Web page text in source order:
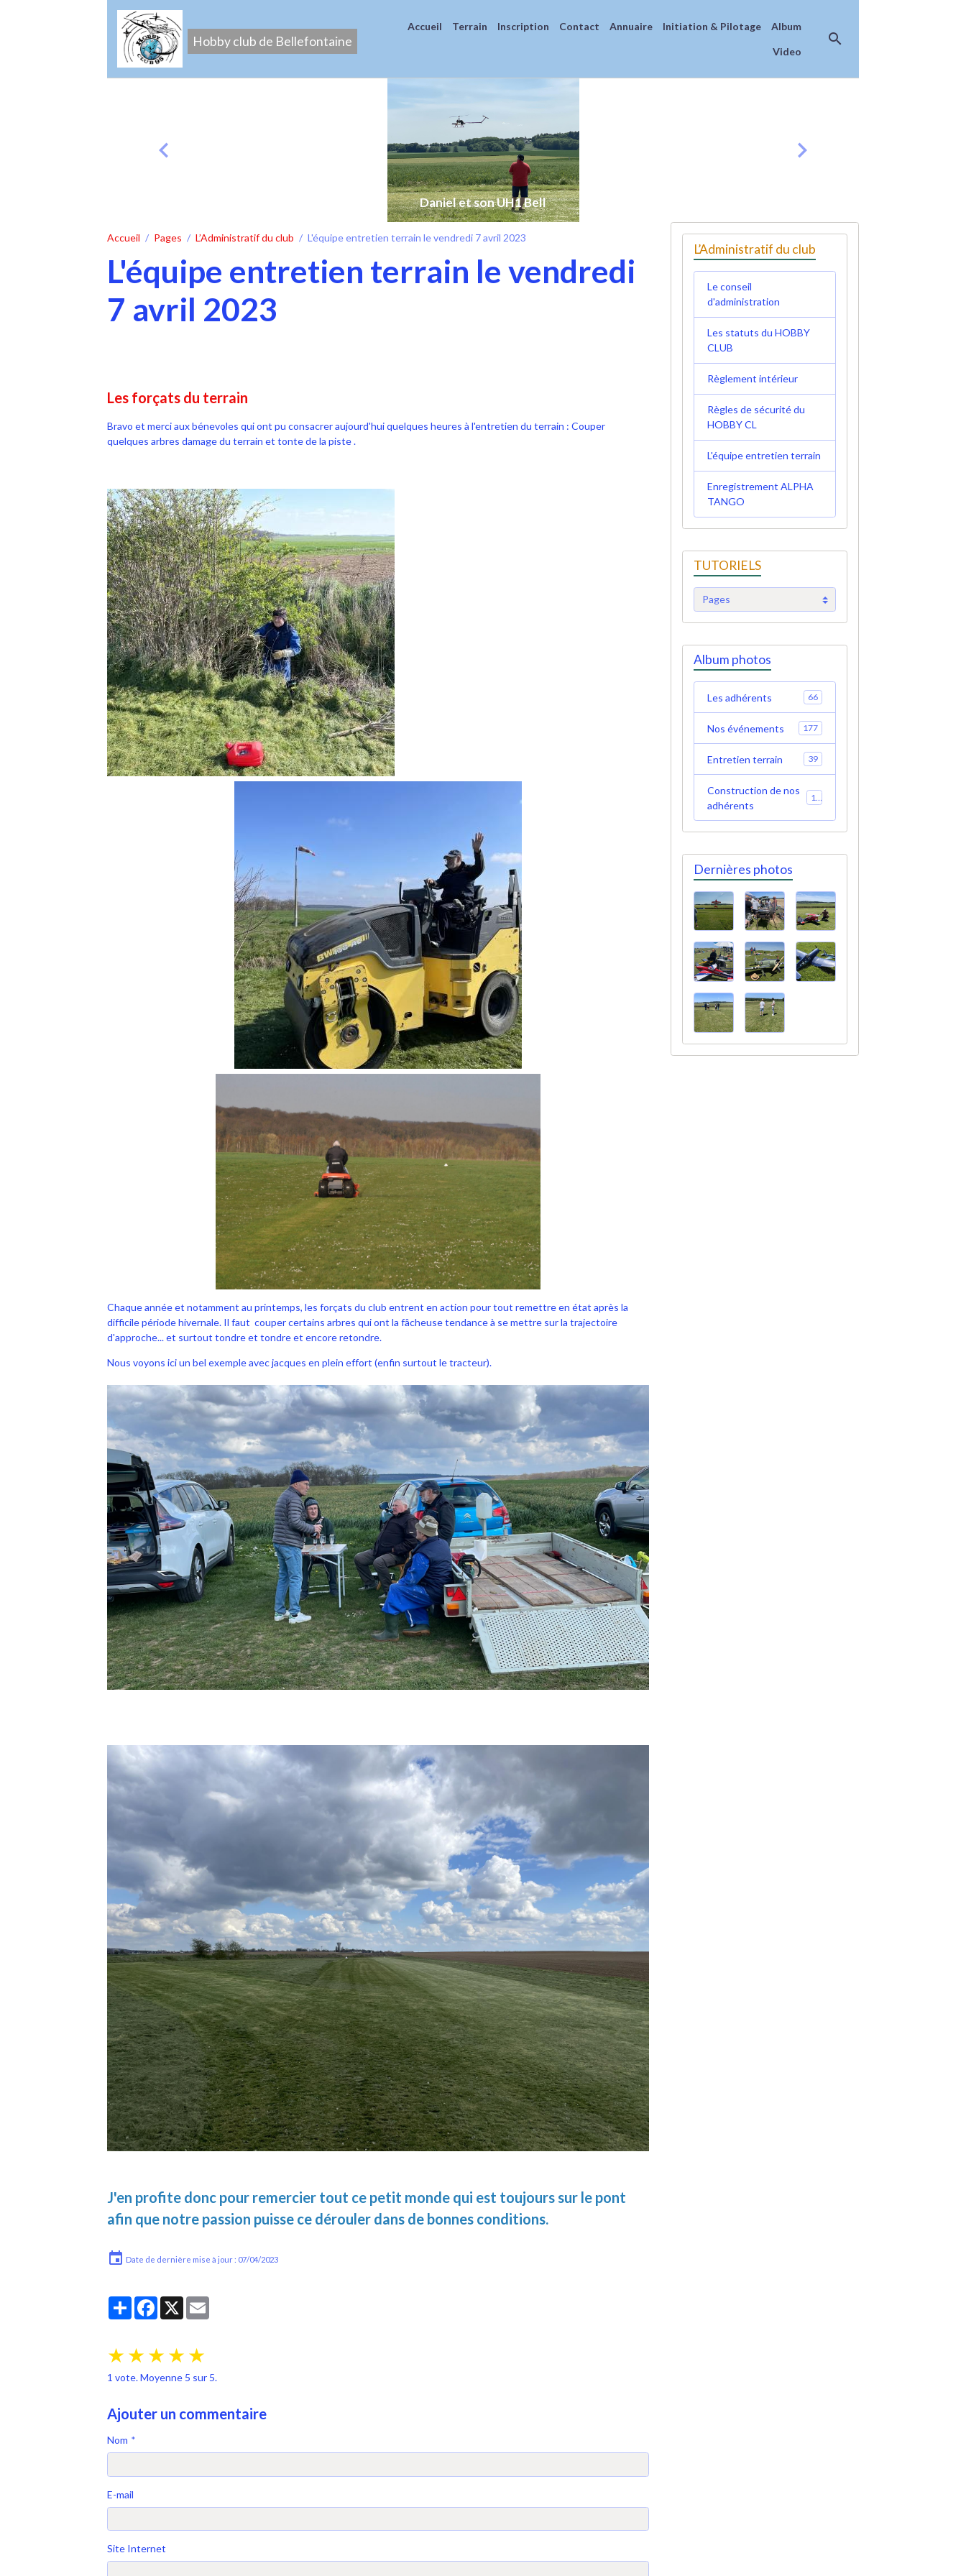
Hobby club de Bellefontaine
Accueil Terrain Inscription Contact Annuaire Initiation & Pilotage Album
Video
Daniel et son UH1 Bell
Accueil Pages L’Administratif du club L'équipe entretien terrain le vendredi 7 avril 2023
L'équipe entretien terrain le vendredi
7 avril 2023
Les forçats du terrain
Bravo et merci aux bénevoles qui ont pu consacrer aujourd'hui quelques heures à l'entretien du terrain : Couper
quelques arbres damage du terrain et tonte de la piste .
Chaque année et notamment au printemps, les forçats du club entrent en action pour tout remettre en état après la
difficile période hivernale. Il faut couper certains arbres qui ont la fâcheuse tendance à se mettre sur la trajectoire
d'approche... et surtout tondre et tondre et encore retondre.
Nous voyons ici un bel exemple avec jacques en plein effort (enfin surtout le tracteur).
J'en profite donc pour remercier tout ce petit monde qui est toujours sur le pont
afin que notre passion puisse ce dérouler dans de bonnes conditions.
Date de dernière mise à jour : 07/04/2023
PartagerFacebook
X
★ ★ ★ ★ ★
1 vote. Moyenne 5 sur 5.
Ajouter un commentaire
Nom
E-mail
Site Internet
L’Administratif du club
Le conseil
d'administration
Les statuts du HOBBY
CLUB
Règlement intérieur
Règles de sécurité du
HOBBY CL
L'équipe entretien terrain
Enregistrement ALPHA
TANGO
TUTORIELS
Album photos
Les adhérents 66
Nos événements 177
Entretien terrain 39
Construction de nos
adhérents
Dernières photos